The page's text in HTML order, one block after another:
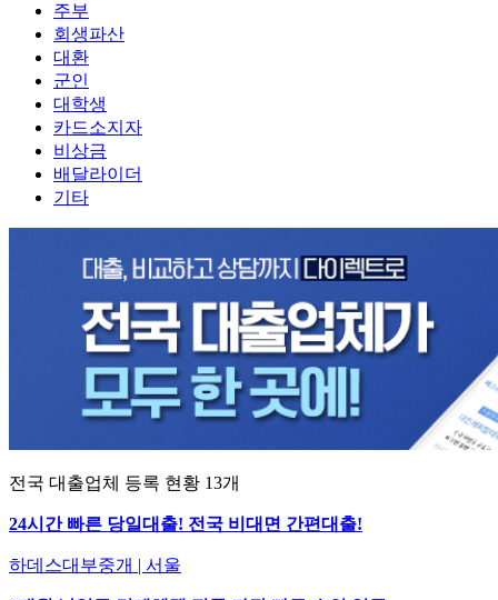
주부
회생파산
대환
군인
대학생
카드소지자
비상금
배달라이더
기타
전국 대출업체 등록 현황 13개
24시간 빠른 당일대출! 전국 비대면 간편대출!
하데스대부중개 | 서울